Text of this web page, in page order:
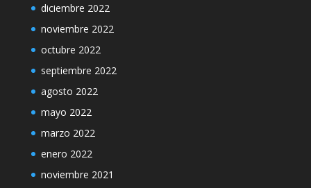
diciembre 2022
noviembre 2022
octubre 2022
septiembre 2022
agosto 2022
mayo 2022
marzo 2022
enero 2022
noviembre 2021